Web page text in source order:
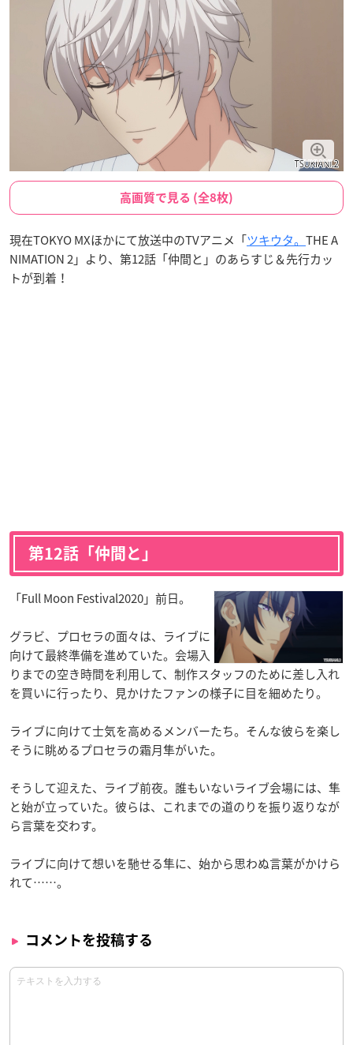
高画質で見る (全8枚)
現在TOKYO MXほかにて放送中のTVアニメ「ツキウタ。 THE A
NIMATION 2」より、第12話「仲間と」のあらすじ＆先行カッ
トが到着！
第12話「仲間と」
「Full Moon Festival2020」前日。
グラビ、プロセラの面々は、ライブに
向けて最終準備を進めていた。会場入
りまでの空き時間を利用して、制作スタッフのために差し入れ
を買いに行ったり、見かけたファンの様子に目を細めたり。
ライブに向けて士気を高めるメンバーたち。そんな彼らを楽し
そうに眺めるプロセラの霜月隼がいた。
そうして迎えた、ライブ前夜。誰もいないライブ会場には、隼
と始が立っていた。彼らは、これまでの道のりを振り返りなが
ら言葉を交わす。
ライブに向けて想いを馳せる隼に、始から思わぬ言葉がかけら
れて……。
コメントを投稿する